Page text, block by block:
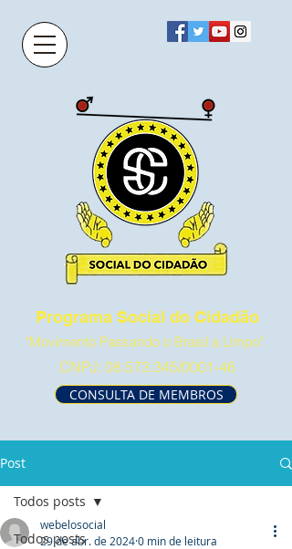
CONSULTA DE MEMBROS
Programa Social do Cidadão
"Movimento Passando o Brasil a Limpo".
CNPJ: 08.573.345/0001-46
Post
Todos posts
Todos posts
webelosocial
29 de abr. de 20240 min de leitura